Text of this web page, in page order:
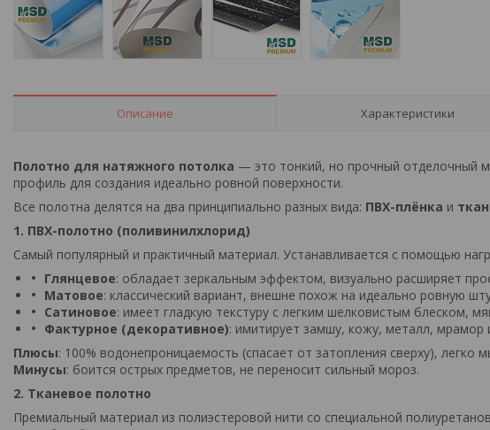
Описание Характеристики
Полотно для натяжного потолка — это тонкий, но прочный отделочный
профиль для создания идеально ровной поверхности.
Все полотна делятся на два принципиально разных вида: ПВХ-плёнка и
1. ПВХ-полотно (поливинилхлорид)
Самый популярный и практичный материал. Устанавливается с помощью
Глянцевое: обладает зеркальным эффектом, визуально расширяет
Матовое: классический вариант, внешне похож на идеально ровную
Сатиновое: имеет гладкую текстуру с легким шелковистым блеском,
Фактурное (декоративное): имитирует замшу, кожу, металл, мрамор
Плюсы: 100% водонепроницаемость (спасает от затопления сверху),
Минусы: боится острых предметов, не переносит сильный мороз.
2. Тканевое полотно
Премиальный материал из полиэстеровой нити со специальной